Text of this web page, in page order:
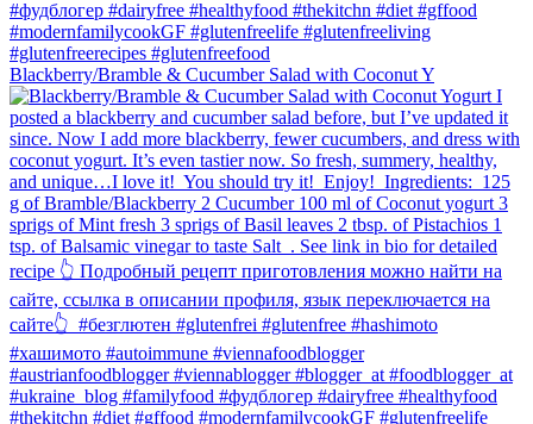
Blackberry/Bramble & Cucumber Salad with Coconut Y